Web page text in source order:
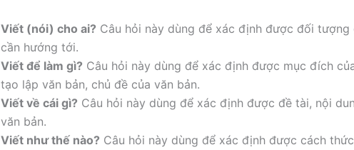
Viết (nói) cho ai? Câu hỏi này dùng để xác định được đối tượng
cần hướng tới.
Viết để làm gì? Câu hỏi này dùng để xác định được mục đích
tạo lập văn bản, chủ đề của văn bản.
Viết về cái gì? Câu hỏi này dùng để xác định được đề tài, nội
văn bản.
Viết như thế nào? Câu hỏi này dùng để xác định được cách